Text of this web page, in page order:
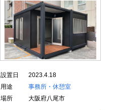
設置日
2023.4.18
用途
事務所・休憩室
場所
大阪府八尾市